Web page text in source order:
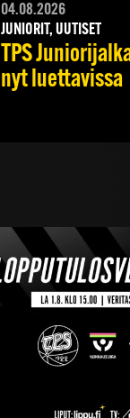
04.08.2026
JUNIORIT, UUTISET
TPS
nyt luettavissa